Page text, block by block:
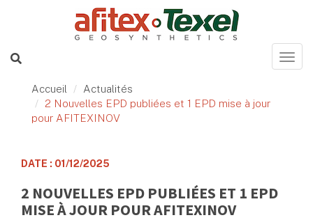
Accueil
Actualités
2 Nouvelles EPD publiées et 1 EPD mise à jour
pour AFITEXINOV
DATE : 01/12/2025
2 NOUVELLES EPD PUBLIÉES ET 1 EPD
MISE À JOUR POUR AFITEXINOV